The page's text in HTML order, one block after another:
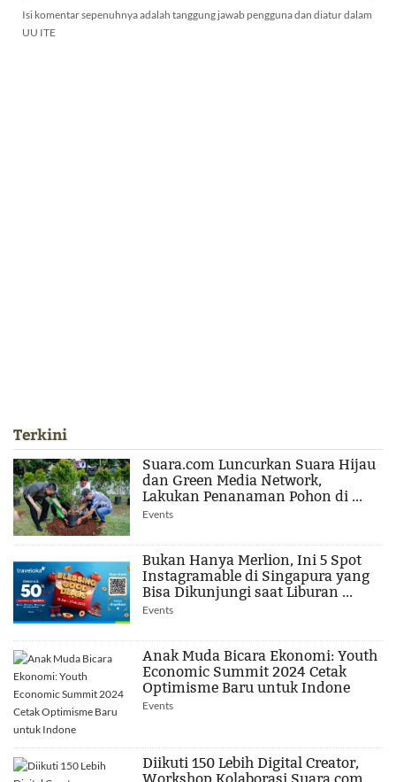
Isi komentar sepenuhnya adalah tanggung jawab pengguna dan diatur dalam
UU ITE
Terkini
Suara.com Luncurkan Suara Hijau
dan Green Media Network,
Lakukan Penanaman Pohon di ...
Events
Bukan Hanya Merlion, Ini 5 Spot
Instagramable di Singapura yang
Bisa Dikunjungi saat Liburan ...
Events
Anak Muda Bicara Ekonomi: Youth
Economic Summit 2024 Cetak
Optimisme Baru untuk Indone
Events
Diikuti 150 Lebih Digital Creator,